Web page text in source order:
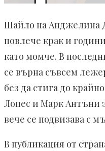
Шайло на Анджелина
повлече крак и
като момче. В
се върна съвсем
без да стига до
Лопес и Марк Антъни
вече се подвизава с
В публикация от